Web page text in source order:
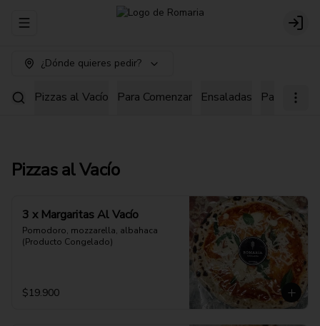
Abrir menu de navegación Login
¿Dónde quieres pedir?
Pizzas al Vacío Para Comenzar Ensaladas Pastas
Pizzas al Vacío
3 x Margaritas Al Vacío
Pomodoro, mozzarella, albahaca
(Producto Congelado)
$19.900